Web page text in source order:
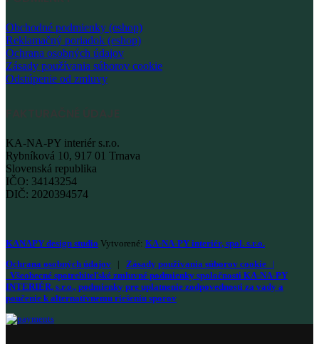
Obchodné podmienky (eshop)
Reklamačný poriadok (eshop)
Ochrana osobných údajov
Zásady používania súborov cookie
Odstúpenie od zmluvy
FAKTURAČNÉ ÚDAJE
KA-NA-PY interiér s.r.o.
Rybníková 10, 917 01 Trnava
Slovenská republika
IČO: 34143254
DIČ: 2020394574
KANAPY design studio Vytvorené: KA-NA-PY interiér, spol. s.r.o.
Ochrana osobných údajov | Zásady používania súborov cookie |
Všeobecné spotrebiteľské zmluvné podmienky spoločnosti KA-NA-PY
INTERIÉR, s.r.o., podmienky pre uplatnenie zodpovednosti za vady a
poučenie k alternatívnemu riešeniu sporov